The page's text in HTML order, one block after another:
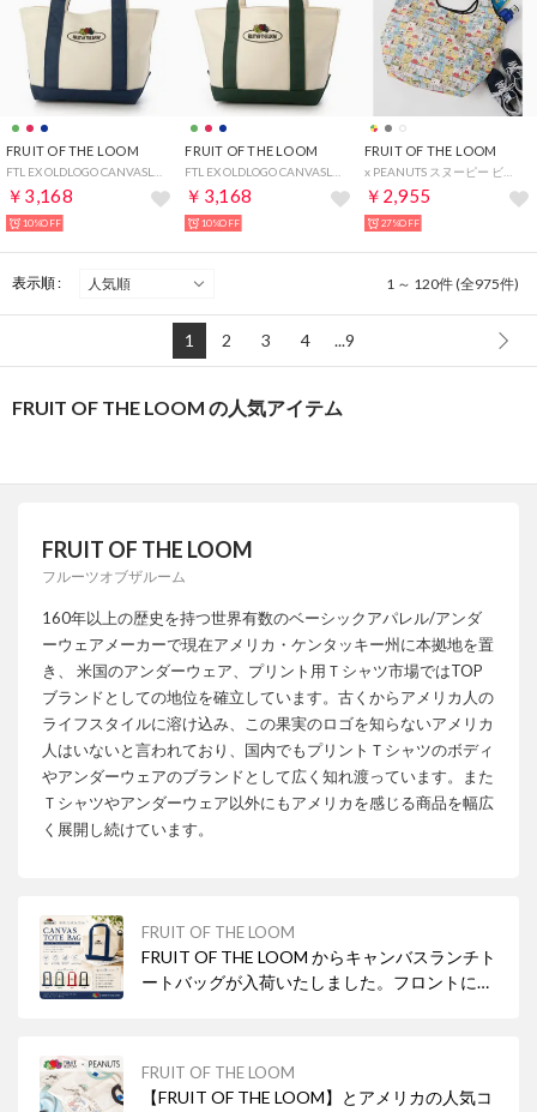
FRUIT OF THE LOOM
￥3,168
10%OFF
FRUIT OF THE LOOM
￥3,168
10%OFF
FRUIT OF THE LOOM
x PEANUTS スヌーピー ビッグエコバッグ （マルチ）
￥2,955
27%OFF
表示順 : 1 ～ 120件 (全975件)
1 2 3 4 ...9
FRUIT OF THE LOOM の人気アイテム
FRUIT OF THE LOOM
フルーツオブザルーム
160年以上の歴史を持つ世界有数のベーシックアパレル/アンダ
ーウェアメーカーで現在アメリカ・ケンタッキー州に本拠地を置
き、 米国のアンダーウェア、プリント用Ｔシャツ市場ではTOP
ブランドとしての地位を確立しています。古くからアメリカ人の
ライフスタイルに溶け込み、この果実のロゴを知らないアメリカ
人はいないと言われており、国内でもプリントＴシャツのボディ
やアンダーウェアのブランドとして広く知れ渡っています。また
Ｔシャツやアンダーウェア以外にもアメリカを感じる商品を幅広
く展開し続けています。
FRUIT OF THE LOOM
FRUIT OF THE LOOM からキャンバスランチト
ートバッグが入荷いたしました。フロントにさ
かけまで幅広く活躍。外出が楽しくなるアイテ
ムです。
FRUIT OF THE LOOM
【FRUIT OF THE LOOM】とアメリカの人気コ